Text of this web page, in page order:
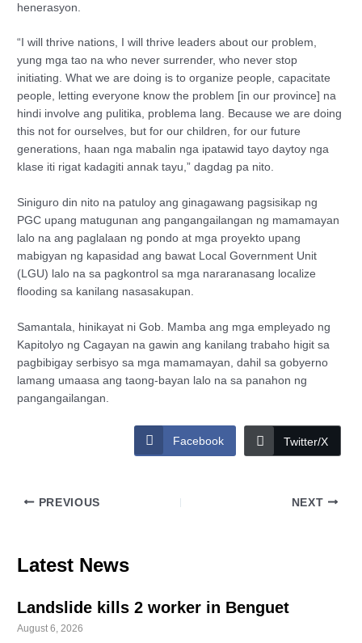
henerasyon.
“I will thrive nations, I will thrive leaders about our problem,
yung mga tao na who never surrender, who never stop
initiating. What we are doing is to organize people, capacitate
people, letting everyone know the problem [in our province] na
hindi involve ang pulitika, problema lang. Because we are doing
this not for ourselves, but for our children, for our future
generations, haan nga mabalin nga ipatawid tayo daytoy nga
klase iti rigat kadagiti annak tayu,” dagdag pa nito.
Siniguro din nito na patuloy ang ginagawang pagsisikap ng
PGC upang matugunan ang pangangailangan ng mamamayan
lalo na ang paglalaan ng pondo at mga proyekto upang
mabigyan ng kapasidad ang bawat Local Government Unit
(LGU) lalo na sa pagkontrol sa mga nararanasang localize
flooding sa kanilang nasasakupan.
Samantala, hinikayat ni Gob. Mamba ang mga empleyado ng
Kapitolyo ng Cagayan na gawin ang kanilang trabaho higit sa
pagbibigay serbisyo sa mga mamamayan, dahil sa gobyerno
lamang umaasa ang taong-bayan lalo na sa panahon ng
pangangailangan.
Facebook Twitter/X
PREVIOUS NEXT
Latest News
Landslide kills 2 worker in Benguet
August 6, 2026